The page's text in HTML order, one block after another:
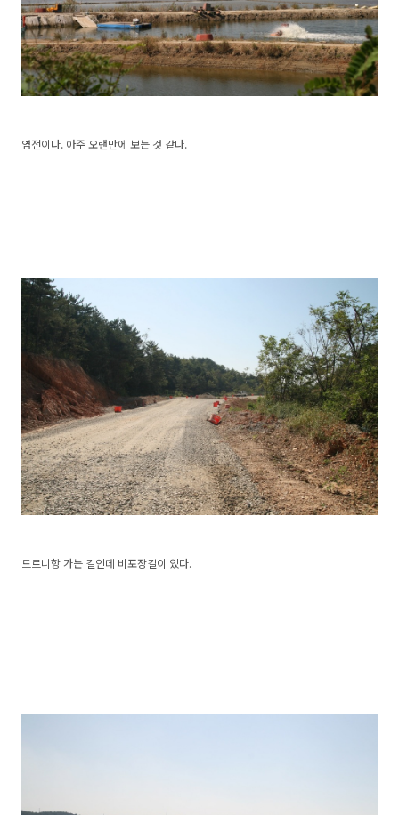
염전이다. 아주 오랜만에 보는 것 같다.
드르니항 가는 길인데 비포장길이 있다.